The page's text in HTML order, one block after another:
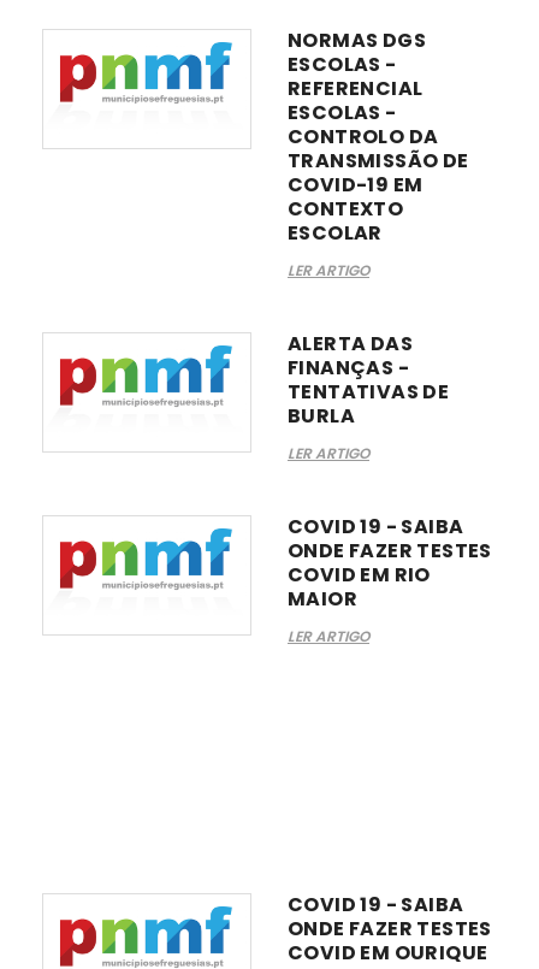
NORMAS DGS
ESCOLAS -
REFERENCIAL
ESCOLAS -
CONTROLO DA
TRANSMISSÃO DE
COVID-19 EM
CONTEXTO
ESCOLAR
LER ARTIGO
ALERTA DAS
FINANÇAS -
TENTATIVAS DE
BURLA
LER ARTIGO
COVID 19 - SAIBA
ONDE FAZER TESTES
COVID EM RIO
MAIOR
LER ARTIGO
COVID 19 - SAIBA
ONDE FAZER TESTES
COVID EM OURIQUE